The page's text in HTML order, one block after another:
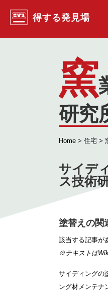
得する発見場
窯
研究
Home > 住宅 >
サイデ
ス技術
塗替えの関
該当する記事が
※テキストは
サイディングの
ング材メンテナ